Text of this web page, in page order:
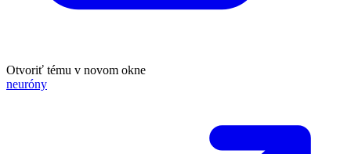
Otvoriť tému v novom okne
neuróny